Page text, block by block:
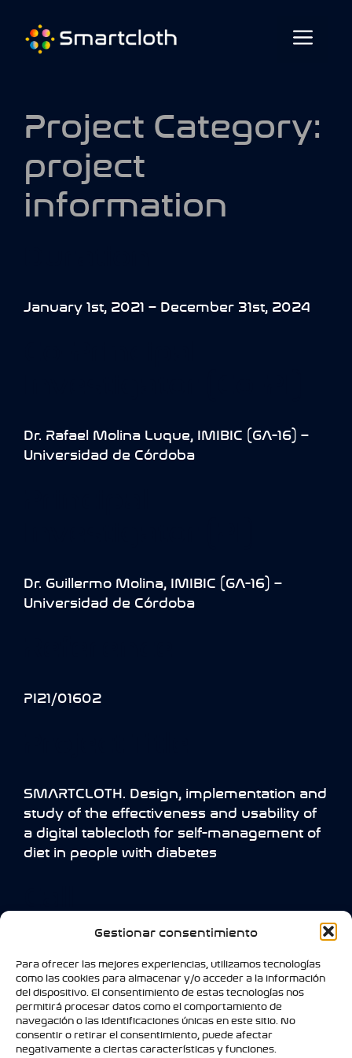
Gestionar consentimiento
Para ofrecer las mejores experiencias, utilizamos tecnologías
como las cookies para almacenar y/o acceder a la información
del dispositivo. El consentimiento de estas tecnologías nos
permitirá procesar datos como el comportamiento de
navegación o las identificaciones únicas en este sitio. No
consentir o retirar el consentimiento, puede afectar
negativamente a ciertas características y funciones.
Project Category:
project
information
January 1st, 2021 – December 31st, 2024
Dr. Rafael Molina Luque, IMIBIC (GA-16) –
Universidad de Córdoba
Dr. Guillermo Molina, IMIBIC (GA-16) –
Universidad de Córdoba
PI21/01602
SMARTCLOTH. Design, implementation and
study of the effectiveness and usability of
a digital tablecloth for self-management of
diet in people with diabetes
Health Research Projects of the 2021 call of
the Strategic Action in Health 2017-2020